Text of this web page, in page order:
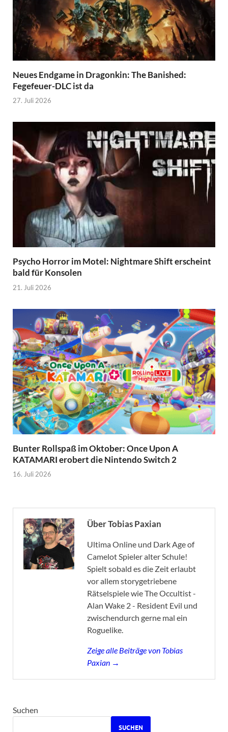
Neues Endgame in Dragonkin: The Banished:
Fegefeuer-DLC ist da
27. Juli 2026
Psycho Horror im Motel: Nightmare Shift erscheint
bald für Konsolen
21. Juli 2026
Bunter Rollspaß im Oktober: Once Upon A
KATAMARI erobert die Nintendo Switch 2
16. Juli 2026
Über Tobias Paxian
Ultima Online und Dark Age of
Camelot Spieler alter Schule!
Spielt sobald es die Zeit erlaubt
vor allem storygetriebene
Rätselspiele wie The Occultist -
Alan Wake 2 - Resident Evil und
zwischendurch gerne mal ein
Roguelike.
Zeige alle Beiträge von Tobias
Paxian →
Suchen
SUCHEN